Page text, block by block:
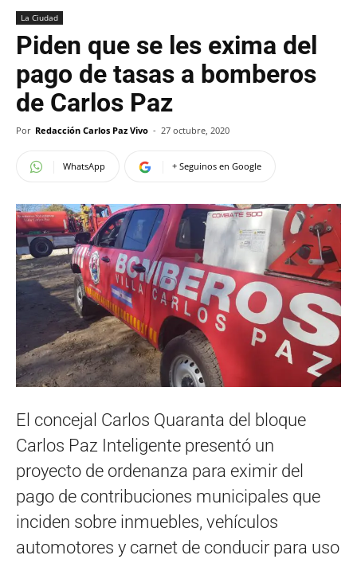
La Ciudad
Piden que se les exima del
pago de tasas a bomberos
de Carlos Paz
Por Redacción Carlos Paz Vivo - 27 octubre, 2020
WhatsApp + Seguinos en Google
El concejal Carlos Quaranta del bloque
Carlos Paz Inteligente presentó un
proyecto de ordenanza para eximir del
pago de contribuciones municipales que
inciden sobre inmuebles, vehículos
automotores y carnet de conducir para uso